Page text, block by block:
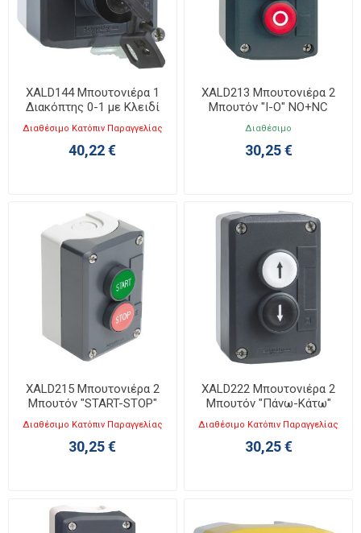
XALD144 Μπουτονιέρα 1
Διακόπτης 0-1 με Κλειδί
Διαθέσιμο Κατόπιν Παραγγελίας
40,22 €
XALD213 Μπουτονιέρα 2
Μπουτόν "I-O" NO+NC
Διαθέσιμο
30,25 €
XALD215 Μπουτονιέρα 2
Μπουτόν "START-STOP"
NO+NC
Διαθέσιμο Κατόπιν Παραγγελίας
30,25 €
XALD222 Μπουτονιέρα 2
Μπουτόν "Πάνω-Κάτω"
NO+NC
Διαθέσιμο Κατόπιν Παραγγελίας
30,25 €